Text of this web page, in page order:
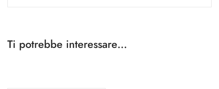
Ti potrebbe interessare…